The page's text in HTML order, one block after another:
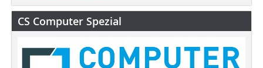
CS Computer Spezial